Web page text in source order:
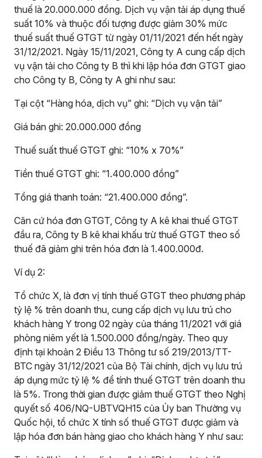
thuế là 20.000.000 đồng. Dịch vụ vận tải áp dụng thuế
suất 10% và thuộc đối tượng được giảm 30% mức
thuế suất thuế GTGT từ ngày 01/11/2021 đến hết ngày
31/12/2021. Ngày 15/11/2021, Công ty A cung cấp dịch
vụ vận tải cho Công ty B thì khi lập hóa đơn GTGT giao
cho Công ty B, Công ty A ghi như sau:
Tại cột “Hàng hóa, dịch vụ” ghi: “Dịch vụ vận tải”
Giá bán ghi: 20.000.000 đồng
Thuế suất thuế GTGT ghi: “10% x 70%”
Tiền thuế GTGT ghi: “1.400.000 đồng”
Tổng giá thanh toán: “21.400.000 đồng”.
Căn cứ hóa đơn GTGT, Công ty A kê khai thuế GTGT
đầu ra, Công ty B kê khai khấu trừ thuế GTGT theo số
thuế đã giảm ghi trên hóa đơn là 1.400.000đ.
Ví dụ 2:
Tổ chức X, là đơn vị tính thuế GTGT theo phương pháp
tỷ lệ % trên doanh thu, cung cấp dịch vụ lưu trú cho
khách hàng Y trong 02 ngày của tháng 11/2021 với giá
phòng niêm yết là 1.500.000 đồng/ngày. Theo quy
định tại khoản 2 Điều 13 Thông tư số 219/2013/TT-
BTC ngày 31/12/2021 của Bộ Tài chính, dịch vụ lưu trú
áp dụng mức tỷ lệ % để tính thuế GTGT trên doanh thu
là 5%. Trong thời gian được giảm thuế GTGT theo Nghị
quyết số 406/NQ-UBTVQH15 của Ủy ban Thường vụ
Quốc hội, tổ chức X tính số thuế GTGT được giảm và
lập hóa đơn bán hàng giao cho khách hàng Y như sau: